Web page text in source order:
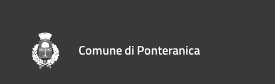
Comune di Ponteranica